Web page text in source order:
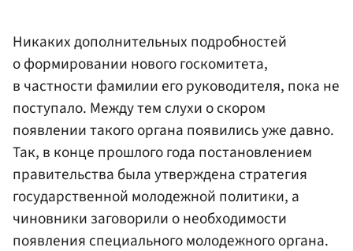
Никаких дополнительных подробностей
о формировании нового госкомитета,
в частности фамилии его руководителя, пока не
поступало. Между тем слухи о скором
появлении такого органа появились уже давно.
Так, в конце прошлого года постановлением
правительства была утверждена стратегия
государственной молодежной политики, а
чиновники заговорили о необходимости
появления специального молодежного органа.